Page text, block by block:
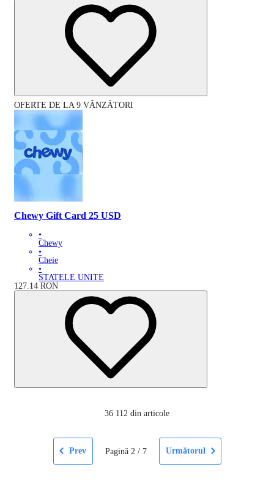
OFERTE DE LA 9 VÂNZĂTORI
Chewy Gift Card 25 USD
•
Chewy
•
Cheie
•
STATELE UNITE
127.14 RON
36 112 din articole
Prev Pagină 2 / 7 Următorul